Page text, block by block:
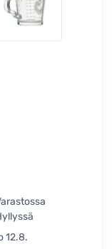
12.8.